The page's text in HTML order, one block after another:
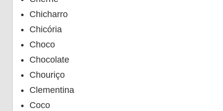
Chicharro
Chicória
Choco
Chocolate
Chouriço
Clementina
Coco